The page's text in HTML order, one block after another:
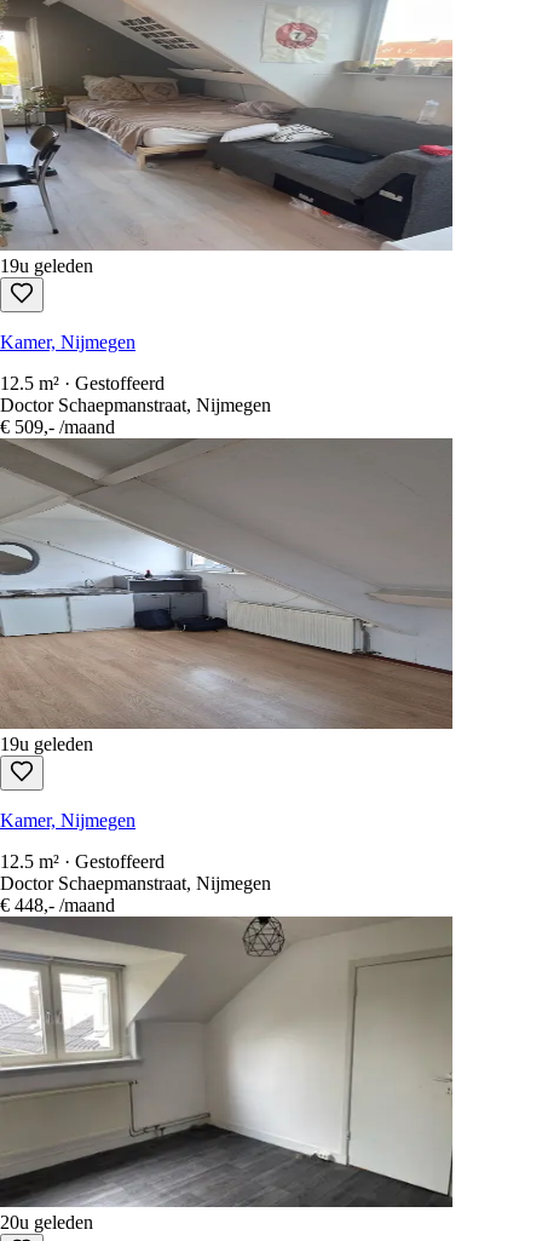
19u geleden
Kamer, Nijmegen
12.5 m² · Gestoffeerd
Doctor Schaepmanstraat, Nijmegen
€ 509,- /maand
19u geleden
Kamer, Nijmegen
12.5 m² · Gestoffeerd
Doctor Schaepmanstraat, Nijmegen
€ 448,- /maand
20u geleden